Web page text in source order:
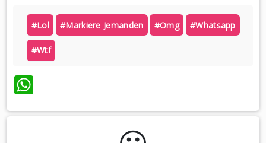
#lol #markiere Jemanden #omg #whatsapp
#wtf
WhatsApp